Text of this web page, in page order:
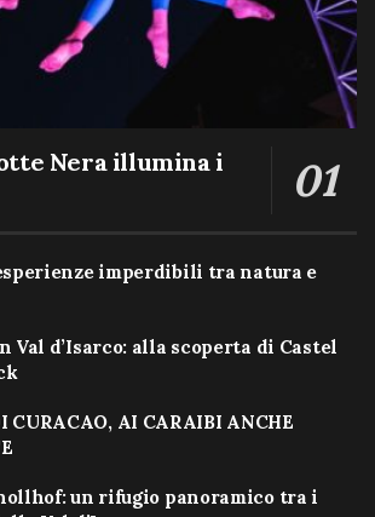
Nera illumina i
imperdibili tra natura e
Val d’Isarco: alla scoperta di Castel
CURACAO, AI CARAIBI ANCHE
un rifugio panoramico tra i